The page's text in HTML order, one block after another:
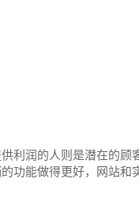
利润的人则是潜在的顾
功能做得更好，网站和